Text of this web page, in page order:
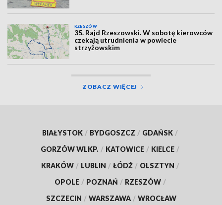
RZESZÓW
35. Rajd Rzeszowski. W sobotę kierowców
czekają utrudnienia w powiecie
strzyżowskim
ZOBACZ WIĘCEJ
BIAŁYSTOK / BYDGOSZCZ / GDAŃSK /
GORZÓW WLKP. / KATOWICE / KIELCE /
KRAKÓW / LUBLIN / ŁÓDŹ / OLSZTYN /
OPOLE / POZNAŃ / RZESZÓW /
SZCZECIN / WARSZAWA / WROCŁAW